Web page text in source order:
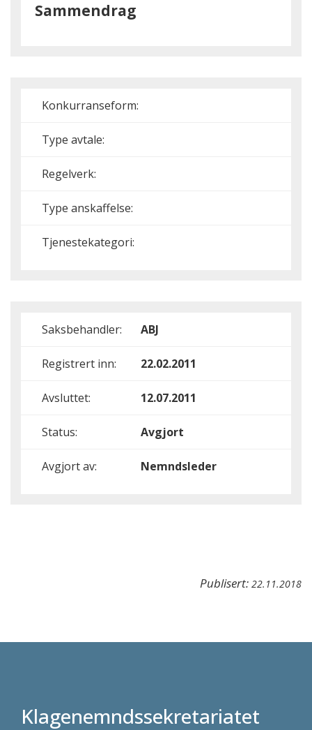
Sammendrag
Konkurranseform:
Type avtale:
Regelverk:
Type anskaffelse:
Tjenestekategori:
Saksbehandler: ABJ
Registrert inn: 22.02.2011
Avsluttet: 12.07.2011
Status: Avgjort
Avgjort av: Nemndsleder
Publisert: 22.11.2018
Klagenemndssekretariatet